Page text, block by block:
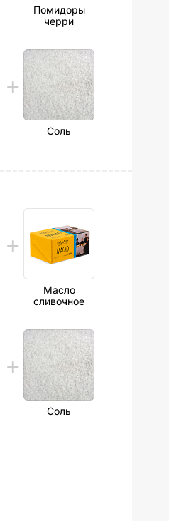
Помидоры
черри
Соль
Масло
сливочное
Соль